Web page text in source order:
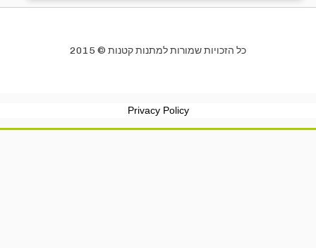
כל הזכויות שמורות למתנות קטנות © 2015
Privacy Policy